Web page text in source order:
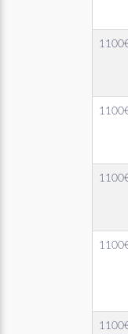
1100
1100
1100
1100
1100